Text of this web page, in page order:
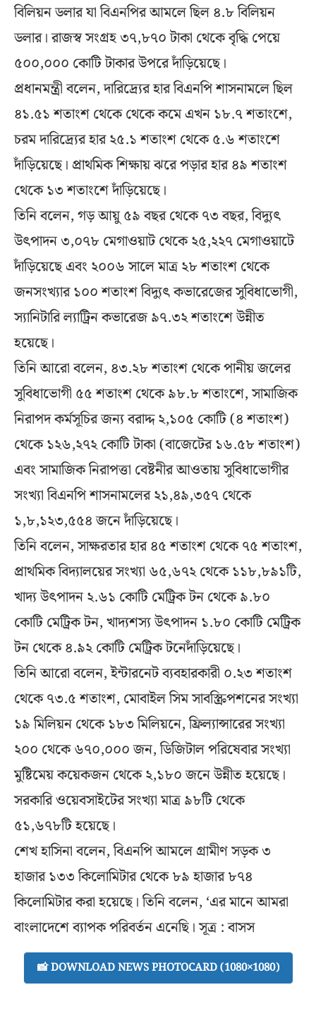
বিলিয়ন ডলার যা বিএনপির আমলে ছিল ৪.৮ বিলিয়ন
ডলার। রাজস্ব সংগ্রহ ৩৭,৮৭০ টাকা থেকে বৃদ্ধি পেয়ে
৫০০,০০০ কোটি টাকার উপরে দাঁড়িয়েছে।
প্রধানমন্ত্রী বলেন, দারিদ্র্যের হার বিএনপি শাসনামলে ছিল
৪১.৫১ শতাংশ থেকে থেকে কমে এখন ১৮.৭ শতাংশে,
চরম দারিদ্র্যের হার ২৫.১ শতাংশ থেকে ৫.৬ শতাংশে
দাঁড়িয়েছে। প্রাথমিক শিক্ষায় ঝরে পড়ার হার ৪৯ শতাংশ
থেকে ১৩ শতাংশে দাঁড়িয়েছে।
তিনি বলেন, গড় আয়ু ৫৯ বছর থেকে ৭৩ বছর, বিদ্যুৎ
উৎপাদন ৩,০৭৮ মেগাওয়াট থেকে ২৫,২২৭ মেগাওয়াটে
দাঁড়িয়েছে এবং ২০০৬ সালে মাত্র ২৮ শতাংশ থেকে
জনসংখ্যার ১০০ শতাংশ বিদ্যুৎ কভারেজের সুবিধাভোগী,
স্যানিটারি ল্যাট্রিন কভারেজ ৯৭.৩২ শতাংশে উন্নীত
হয়েছে।
তিনি আরো বলেন, ৪৩.২৮ শতাংশ থেকে পানীয় জলের
সুবিধাভোগী ৫৫ শতাংশ থেকে ৯৮.৮ শতাংশে, সামাজিক
নিরাপদ কর্মসূচির জন্য বরাদ্দ ২,১০৫ কোটি (৪ শতাংশ)
থেকে ১২৬,২৭২ কোটি টাকা (বাজেটের ১৬.৫৮ শতাংশ)
এবং সামাজিক নিরাপত্তা বেষ্টনীর আওতায় সুবিধাভোগীর
সংখ্যা বিএনপি শাসনামলের ২১,৪৯,৩৫৭ থেকে
১,৮,১২৩,৫৫৪ জনে দাঁড়িয়েছে।
তিনি বলেন, সাক্ষরতার হার ৪৫ শতাংশ থেকে ৭৫ শতাংশ,
প্রাথমিক বিদ্যালয়ের সংখ্যা ৬৫,৬৭২ থেকে ১১৮,৮৯১টি,
খাদ্য উৎপাদন ২.৬১ কোটি মেট্রিক টন থেকে ৯.৮০
কোটি মেট্রিক টন, খাদ্যশস্য উৎপাদন ১.৮০ কোটি মেট্রিক
টন থেকে ৪.৯২ কোটি মেট্রিক টনেদাঁড়িয়েছে।
তিনি আরো বলেন, ইন্টারনেট ব্যবহারকারী ০.২৩ শতাংশ
থেকে ৭৩.৫ শতাংশ, মোবাইল সিম সাবস্ক্রিপশনের সংখ্যা
১৯ মিলিয়ন থেকে ১৮৩ মিলিয়নে, ফ্রিল্যান্সারের সংখ্যা
২০০ থেকে ৬৭০,০০০ জন, ডিজিটাল পরিষেবার সংখ্যা
মুষ্টিমেয় কয়েকজন থেকে ২,১৮০ জনে উন্নীত হয়েছে।
সরকারি ওয়েবসাইটের সংখ্যা মাত্র ৯৮টি থেকে
৫১,৬৭৮টি হয়েছে।
শেখ হাসিনা বলেন, বিএনপি আমলে গ্রামীণ সড়ক ৩
হাজার ১৩৩ কিলোমিটার থেকে ৮৯ হাজার ৮৭৪
কিলোমিটার করা হয়েছে। তিনি বলেন, ‘এর মানে আমরা
বাংলাদেশে ব্যাপক পরিবর্তন এনেছি। সূত্র : বাসস
📸 DOWNLOAD NEWS PHOTOCARD (1080×1080)